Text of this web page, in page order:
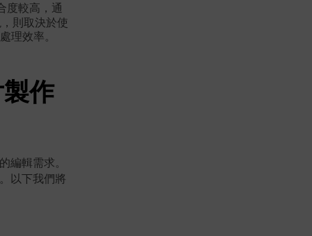
度較高，通
則取決於使
理效率。
作
編輯需求。
以下我們將